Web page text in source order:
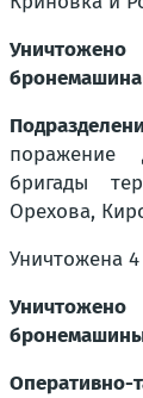
Уничтожено
поражение
бригады
Орехова,
Уничтожена